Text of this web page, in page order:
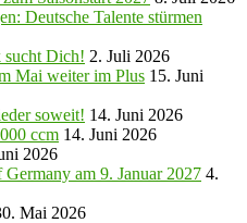
Deutsche Talente stürmen
sucht Dich! 2. Juli 2026
Mai weiter im Plus 15. Juni
soweit! 14. Juni 2026
ccm 14. Juni 2026
2026
am 9. Januar 2027 4.
Mai 2026